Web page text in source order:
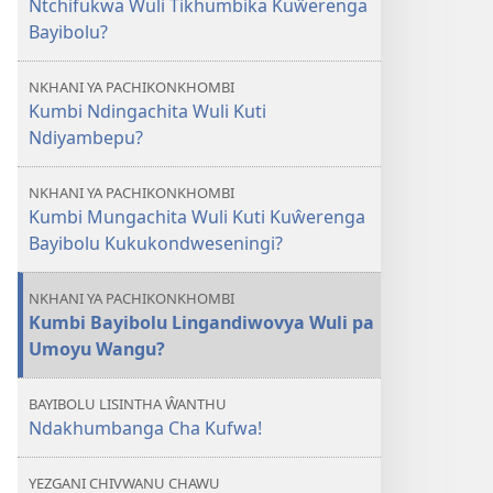
Bayibolu
Ntchifukwa Wuli Tikhumbika Kuŵerenga
Bayibolu?
NKHANI YA PACHIKONKHOMBI
Kumbi Ndingachita Wuli Kuti
Ndiyambepu?
NKHANI YA PACHIKONKHOMBI
Kumbi Mungachita Wuli Kuti Kuŵerenga
Bayibolu Kukukondweseningi?
NKHANI YA PACHIKONKHOMBI
Kumbi Bayibolu Lingandiwovya Wuli pa
Umoyu Wangu?
BAYIBOLU LISINTHA ŴANTHU
Ndakhumbanga Cha Kufwa!
YEZGANI CHIVWANU CHAWU